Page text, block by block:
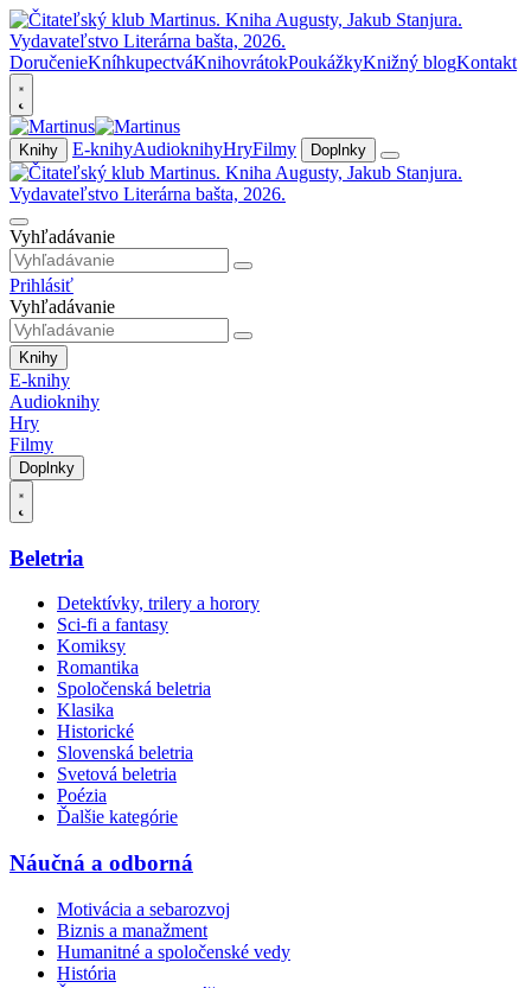
DoručenieKníhkupectváKnihovrátokPoukážkyKnižný blogKontakt
Knihy E-knihyAudioknihyHryFilmy Doplnky
Vyhľadávanie
Prihlásiť
Vyhľadávanie
Knihy
E-knihy
Audioknihy
Hry
Filmy
Doplnky
Beletria
Detektívky, trilery a horory
Sci-fi a fantasy
Komiksy
Romantika
Spoločenská beletria
Klasika
Historické
Slovenská beletria
Svetová beletria
Poézia
Ďalšie kategórie
Náučná a odborná
Motivácia a sebarozvoj
Biznis a manažment
Humanitné a spoločenské vedy
História